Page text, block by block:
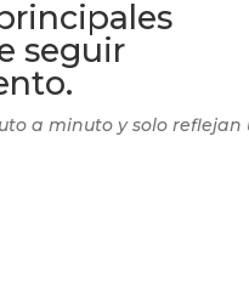
seguir
a minuto y solo reflejan